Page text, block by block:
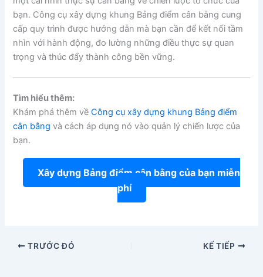
bạn. Công cụ xây dựng khung Bảng điểm cân bằng cung
cấp quy trình được hướng dẫn mà bạn cần để kết nối tầm
nhìn với hành động, đo lường những điều thực sự quan
trọng và thúc đẩy thành công bền vững.
Tìm hiểu thêm:
Khám phá thêm vềCông cụ xây dựng khung Bảng điểm
cân bằng và cách áp dụng nó vào quản lý chiến lược của
bạn.
Xây dựng Bảng điểm cân bằng của bạn miễn
phí
TRƯỚC ĐÓ KẾ TIẾP